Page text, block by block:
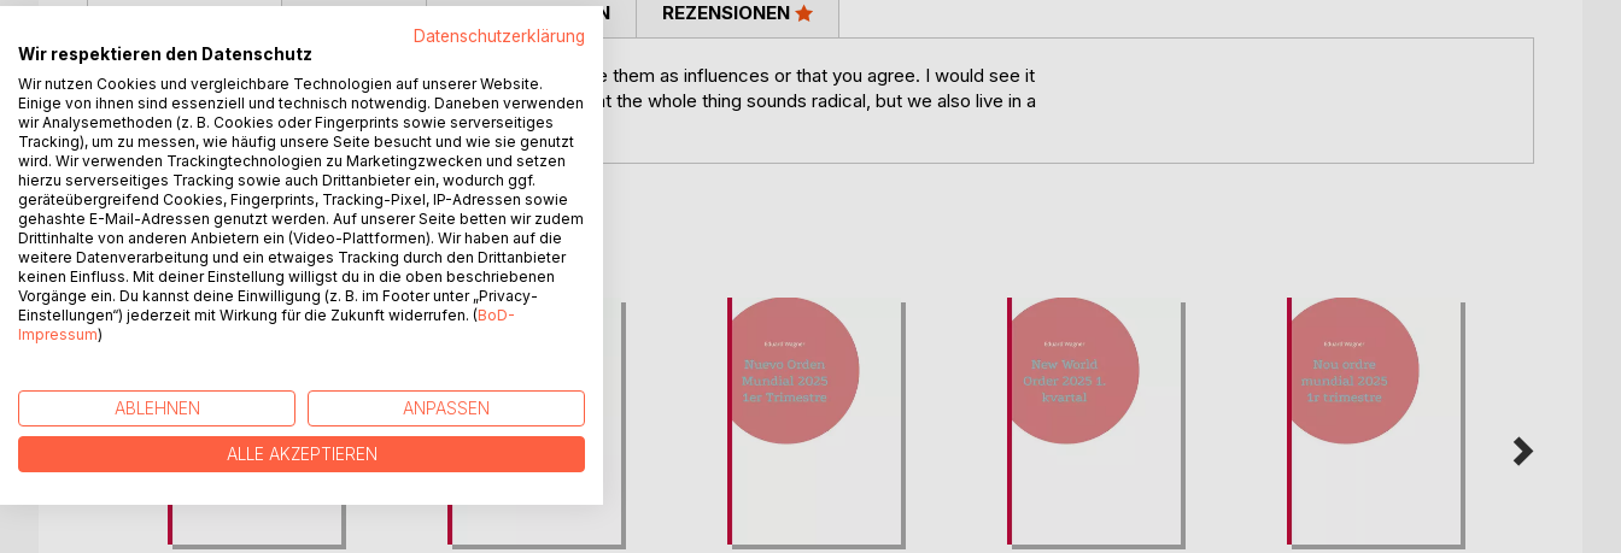
BESCHREIBUNG
The opinions described there are my own and I do not see them as influences or that you agree. I would see it
much more as a stimulus for discussion. It may well be that the whole thing sounds radical, but we also live in a
turning point in time where a certain flexibility is required.
AUTOR/IN PRESSESTIMMEN REZENSIONEN
WEITERE TITEL BEIBoD
Datenschutzerklärung
Wir respektieren den Datenschutz
Wir nutzen Cookies und vergleichbare Technologien auf unserer Website.
Einige von ihnen sind essenziell und technisch notwendig. Daneben verwenden
wir Analysemethoden (z. B. Cookies oder Fingerprints sowie serverseitiges
Tracking), um zu messen, wie häufig unsere Seite besucht und wie sie genutzt
wird. Wir verwenden Trackingtechnologien zu Marketingzwecken und setzen
hierzu serverseitiges Tracking sowie auch Drittanbieter ein, wodurch ggf.
geräteübergreifend Cookies, Fingerprints, Tracking-Pixel, IP-Adressen sowie
gehashte E-Mail-Adressen genutzt werden. Auf unserer Seite betten wir zudem
Drittinhalte von anderen Anbietern ein (Video-Plattformen). Wir haben auf die
weitere Datenverarbeitung und ein etwaiges Tracking durch den Drittanbieter
keinen Einfluss. Mit deiner Einstellung willigst du in die oben beschriebenen
Vorgänge ein. Du kannst deine Einwilligung (z. B. im Footer unter „Privacy-
Einstellungen“) jederzeit mit Wirkung für die Zukunft widerrufen. (BoD-
Impressum)
ABLEHNEN ANPASSEN
ALLE AKZEPTIEREN